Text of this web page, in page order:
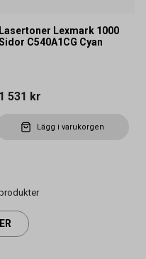
Lasertoner Lexmark 1000
C540A1CG Cyan
1 531 kr
Lägg i varukorgen